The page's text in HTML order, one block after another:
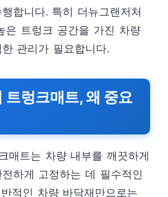
합니다. 특히 더뉴그랜저처
은 트렁크 공간을 가진 차량
관리가 필요합니다.
트렁크매트, 왜 중요
매트는 차량 내부를 깨끗하게
하게 고정하는 데 필수적인
적인 차량 바닥재만으로는